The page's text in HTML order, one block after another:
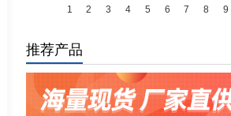
推荐产品